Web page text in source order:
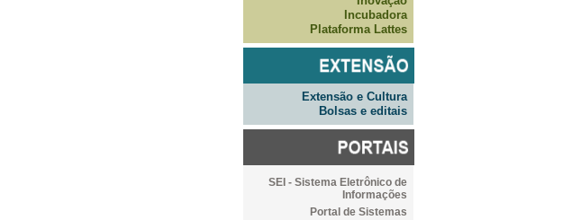
Incubadora
Plataforma Lattes
Extensão e Cultura
Bolsas e editais
SEI - Sistema Eletrônico de
Informações
Portal de Sistemas